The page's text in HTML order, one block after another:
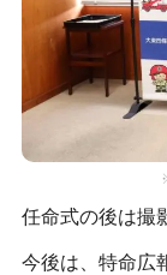
任命式の後は撮
今後は、特命広